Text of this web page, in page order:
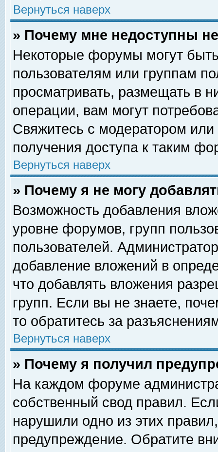
Вернуться наверх
» Почему мне недоступны
Некоторые форумы могут
пользователям или группам
просматривать, размещать в
операции, вам могут
Свяжитесь с модератором
получения доступа к таким
Вернуться наверх
» Почему я не могу
Возможность добавления
уровне форумов, групп
пользователей.
добавление вложений в
что добавлять вложения
групп. Если вы не знаете,
то обратитесь за
Вернуться наверх
» Почему я получил
На каждом форуме
собственный свод правил.
нарушили одно из этих
предупреждение. Обратите